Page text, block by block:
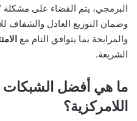
البرمجي، يتم القضاء على مشكلة
وضمان التوزيع العادل والشفاف
والمرابحة بما يتوافق التام مع
الشريعة.
ما هي أفضل الشبكات
اللامركزية؟